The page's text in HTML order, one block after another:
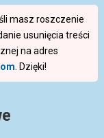
masz roszczenie
usunięcia treści
na adres
. Dzięki!